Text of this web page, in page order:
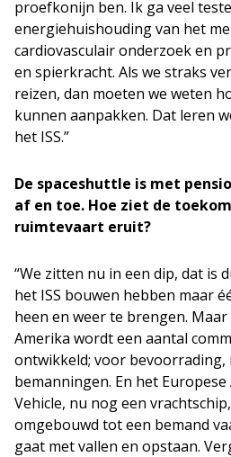
proefkonijn ben. Ik ga veel
energiehuishouding van het
cardiovasculair onderzoek en
en spierkracht. Als we straks
reizen, dan moeten we weten
kunnen aanpakken. Dat leren
het ISS.”
De spaceshuttle is met
af en toe. Hoe ziet de
ruimtevaart eruit?
“We zitten nu in een dip, dat is
het ISS bouwen hebben maar
heen en weer te brengen.
Amerika wordt een aantal
ontwikkeld; voor bevoorrading,
bemanningen. En het
Vehicle, nu nog een
omgebouwd tot een bemand
gaat met vallen en opstaan.